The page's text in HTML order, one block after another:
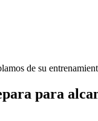
de su
para